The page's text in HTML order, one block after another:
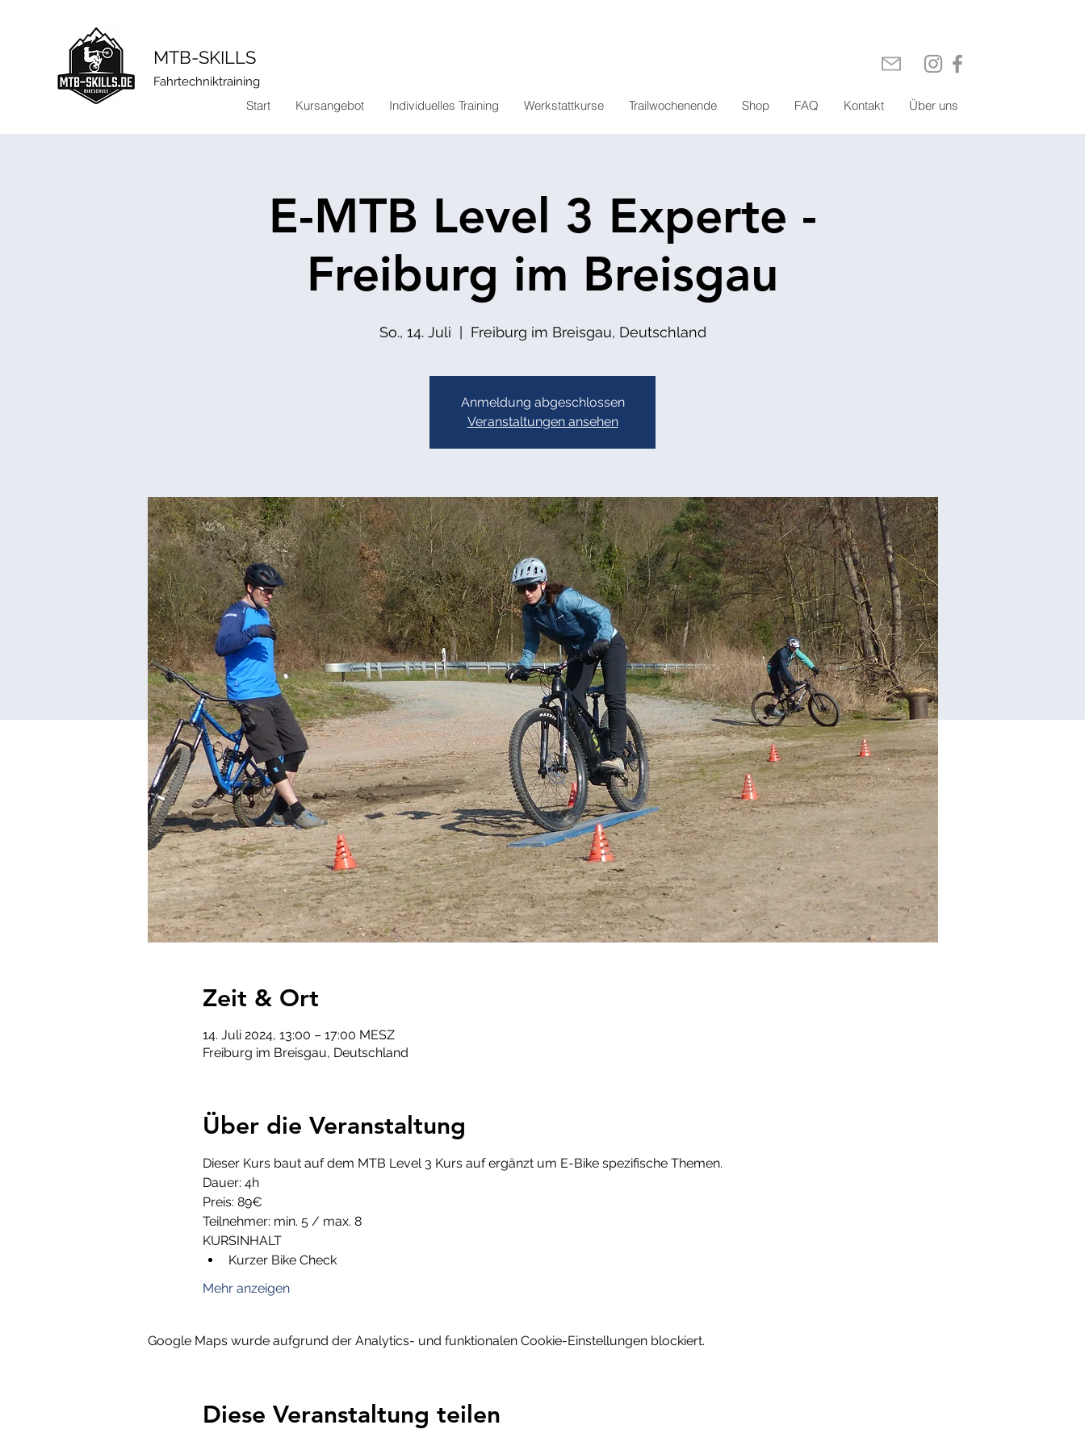
​MTB-SKILLS
Fahrtechniktraining
Start Kursangebot Individuelles Training Werkstattkurse Trailwochenende Shop FAQ Kontakt Über uns
E-MTB Level 3 Experte -
Freiburg im Breisgau
So., 14. Juli Freiburg im Breisgau, Deutschland
Anmeldung abgeschlossen
Veranstaltungen ansehen
Zeit & Ort
14. Juli 2024, 13:00 – 17:00 MESZ
Freiburg im Breisgau, Deutschland
Über die Veranstaltung
Dieser Kurs baut auf dem MTB Level 3 Kurs auf ergänzt um E-Bike spezifische Themen.
Dauer: 4h
Preis: 89€
Teilnehmer: min. 5 / max. 8
KURSINHALT
Kurzer Bike Check
Mehr anzeigen
Google Maps wurde aufgrund der Analytics- und funktionalen Cookie-Einstellungen blockiert.
Diese Veranstaltung teilen